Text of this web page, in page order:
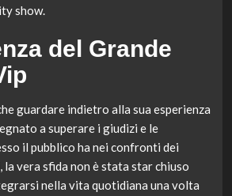
show.
del Grande
guardare indietro alla sua esperienza
a superare i giudizi e le
il pubblico ha nei confronti dei
vera sfida non è stata star chiuso
nella vita quotidiana una volta